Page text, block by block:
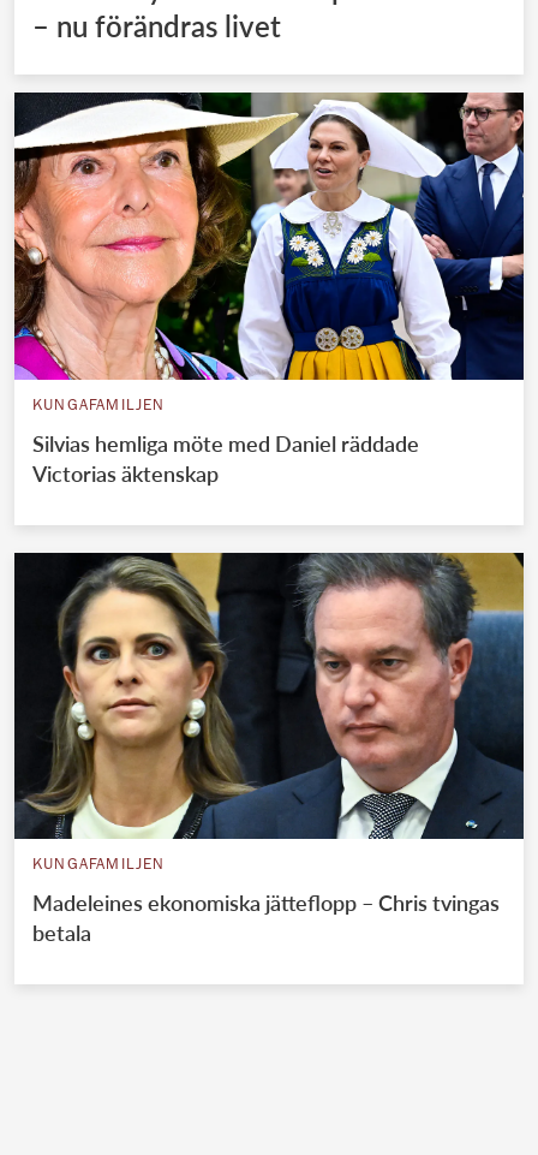
– nu förändras livet
KUNGAFAMILJEN
Silvias hemliga möte med Daniel räddade
Victorias äktenskap
KUNGAFAMILJEN
Madeleines ekonomiska jätteflopp – Chris tvingas
betala